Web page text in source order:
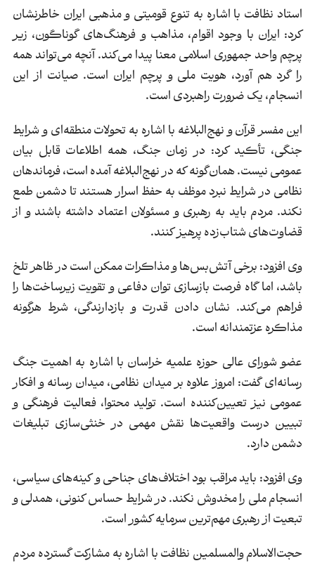
استاد نظافت با اشاره به تنوع قومیتی و مذهبی ایران خاطرنشان
کرد: ایران با وجود اقوام، مذاهب و فرهنگ‌های گوناگون، زیر
پرچم واحد جمهوری اسلامی معنا پیدا می‌کند. آنچه می‌تواند همه
را گرد هم آورد، هویت ملی و پرچم ایران است. صیانت از این
انسجام، یک ضرورت راهبردی است.
این مفسر قرآن و نهج‌البلاغه با اشاره به تحولات منطقه‌ای و شرایط
جنگی، تأکید کرد: در زمان جنگ، همه اطلاعات قابل بیان
عمومی نیست. همان‌گونه که در نهج‌البلاغه آمده است، فرماندهان
نظامی در شرایط نبرد موظف به حفظ اسرار هستند تا دشمن طمع
نکند. مردم باید به رهبری و مسئولان اعتماد داشته باشند و از
قضاوت‌های شتاب‌زده پرهیز کنند.
وی افزود: برخی آتش‌بس‌ها و مذاکرات ممکن است در ظاهر تلخ
باشد، اما گاه فرصت بازسازی توان دفاعی و تقویت زیرساخت‌ها را
فراهم می‌کند. نشان دادن قدرت و بازدارندگی، شرط هرگونه
مذاکره عزتمندانه است.
عضو شورای عالی حوزه علمیه خراسان با اشاره به اهمیت جنگ
رسانه‌ای گفت: امروز علاوه بر میدان نظامی، میدان رسانه و افکار
عمومی نیز تعیین‌کننده است. تولید محتوا، فعالیت فرهنگی و
تبیین درست واقعیت‌ها نقش مهمی در خنثی‌سازی تبلیغات
دشمن دارد.
وی افزود: باید مراقب بود اختلاف‌های جناحی و کینه‌های سیاسی،
انسجام ملی را مخدوش نکند. در شرایط حساس کنونی، همدلی و
تبعیت از رهبری مهم‌ترین سرمایه کشور است.
حجت‌الاسلام والمسلمین نظافت با اشاره به مشارکت گسترده مردم